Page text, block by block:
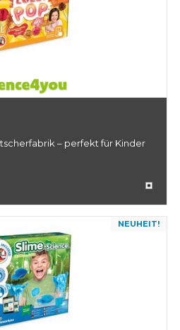
– perfekt für Kinder
NEUHEIT!